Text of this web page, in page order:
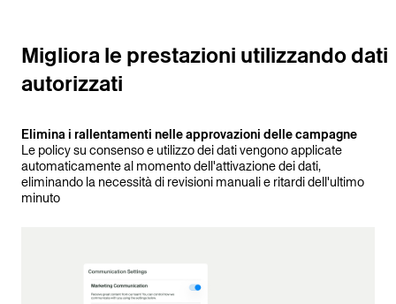
Migliora le prestazioni utilizzando dati
autorizzati
Elimina i rallentamenti nelle approvazioni delle campagne
Le policy su consenso e utilizzo dei dati vengono applicate
automaticamente al momento dell'attivazione dei dati,
eliminando la necessità di revisioni manuali e ritardi dell'ultimo
minuto